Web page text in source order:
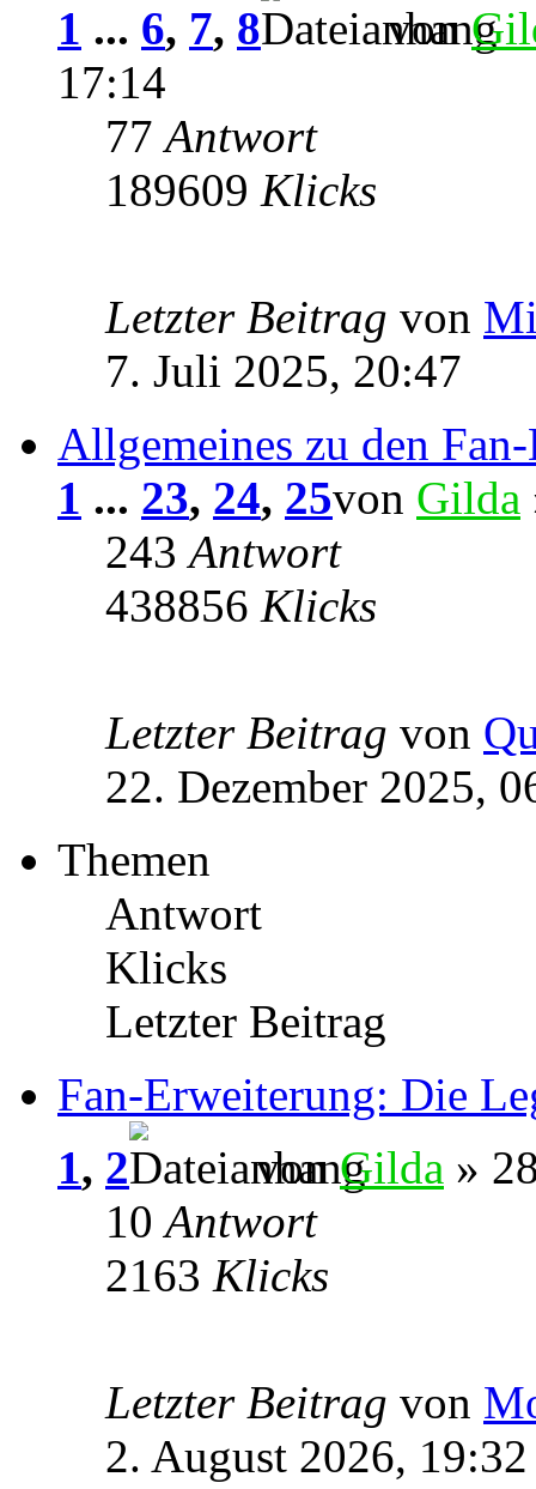
1 ... 6, 7, 8 von
17:14
77Antwort
189609 Klicks
Letzter Beitrag von
7. Juli 2025, 20:47
Allgemeines zu den
1 ... 23, 24, 25von Gilda
243Antwort
438856 Klicks
Letzter Beitrag von
22. Dezember 2025,
Themen
Antwort
Klicks
Letzter Beitrag
Fan-Erweiterung: Die
1, 2 vonGilda »
10Antwort
2163 Klicks
Letzter Beitrag von
2. August 2026, 19:32